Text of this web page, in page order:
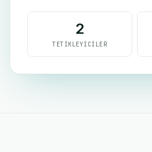
2
TETIKLEYICILER